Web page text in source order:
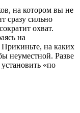
на котором вы не
сразу сильно
охват.
на
на каких
неуместной. Разве
«по